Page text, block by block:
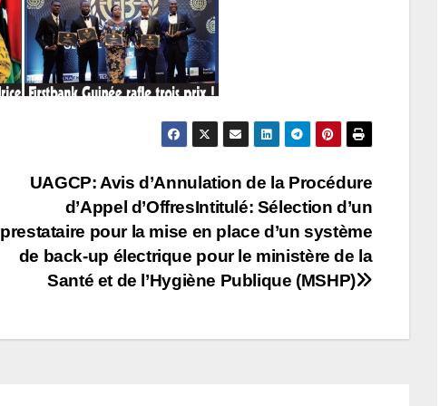
UAGCP: Avis d’Annulation de la Procédure
d’Appel d’OffresIntitulé: Sélection d’un
prestataire pour la mise en place d’un système
de back-up électrique pour le ministère de la
Santé et de l’Hygiène Publique (MSHP)